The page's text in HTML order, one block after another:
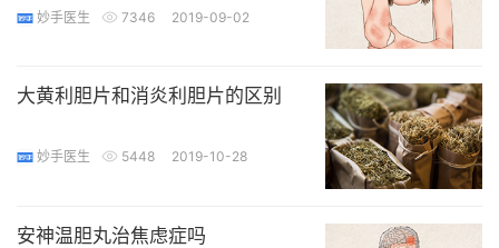
妙手医生 7346 2019-09-02
大黄利胆片和消炎利胆片的区别
妙手医生 5448 2019-10-28
安神温胆丸治焦虑症吗